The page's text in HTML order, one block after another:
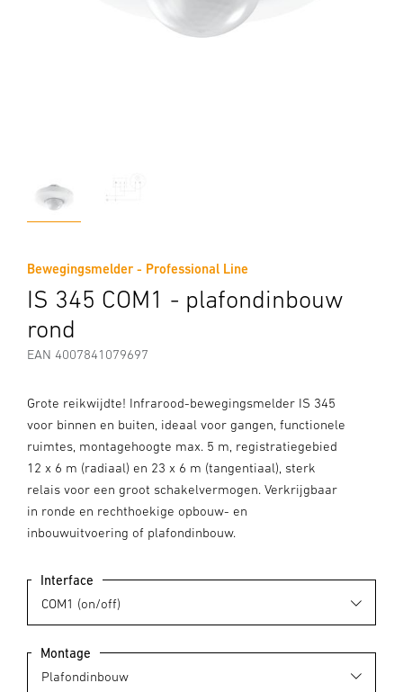
Bewegingsmelder - Professional Line
IS 345 COM1 - plafondinbouw
rond
EAN 4007841079697
Grote reikwijdte! Infrarood-bewegingsmelder IS 345
voor binnen en buiten, ideaal voor gangen, functionele
ruimtes, montagehoogte max. 5 m, registratiegebied
12 x 6 m (radiaal) en 23 x 6 m (tangentiaal), sterk
relais voor een groot schakelvermogen. Verkrijgbaar
in ronde en rechthoekige opbouw- en
inbouwuitvoering of plafondinbouw.
Interface
Montage